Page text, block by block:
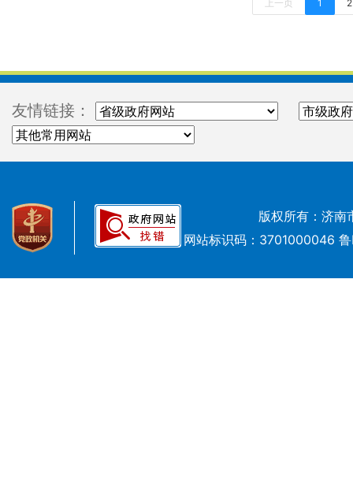
上一页 1 2
友情链接：
版权所有：济南
网站标识码：3701000046